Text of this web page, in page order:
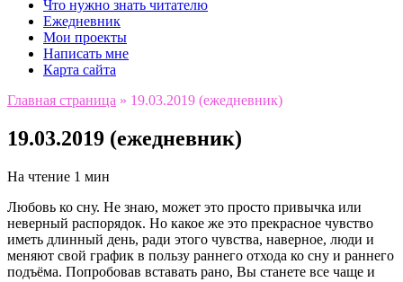
Что нужно знать читателю
Ежедневник
Мои проекты
Написать мне
Карта сайта
Главная страница » 19.03.2019 (ежедневник)
19.03.2019 (ежедневник)
На чтение 1 мин
Любовь ко сну. Не знаю, может это просто привычка или
неверный распорядок. Но какое же это прекрасное чувство
иметь длинный день, ради этого чувства, наверное, люди и
меняют свой график в пользу раннего отхода ко сну и раннего
подъёма. Попробовав вставать рано, Вы станете все чаще и